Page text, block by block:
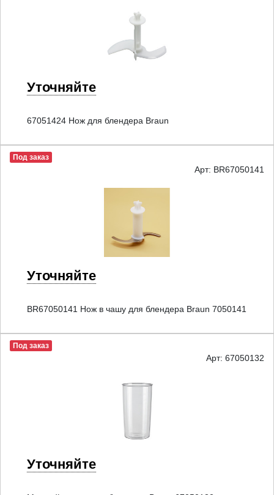
Уточняйте
67051424 Нож для блендера Braun
Под заказ
Арт: BR67050141
Уточняйте
BR67050141 Нож в чашу для блендера Braun 7050141
Под заказ
Арт: 67050132
Уточняйте